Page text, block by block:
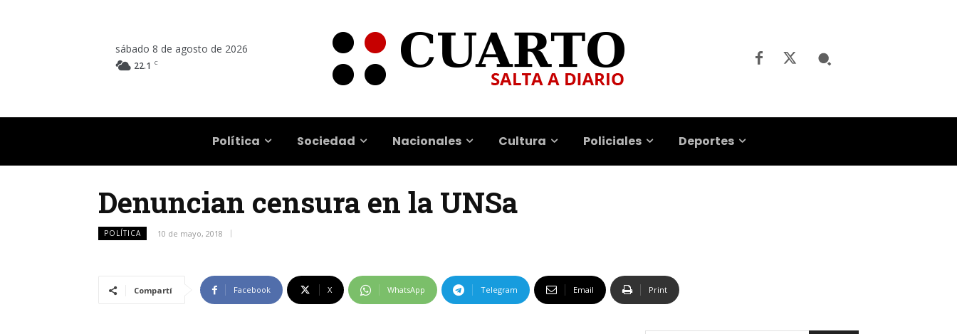
sábado 8 de agosto de 2026
22.1 C
Política Sociedad Nacionales Cultura Policiales Deportes
Denuncian censura en la UNSa
POLÍTICA 10 de mayo, 2018
Compartí Facebook X WhatsApp Telegram Email Print